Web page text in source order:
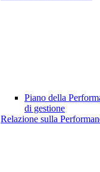
Piano della
di gestione
Relazione sulla